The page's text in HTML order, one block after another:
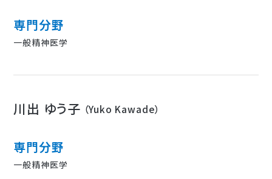
専門分野
一般精神医学
川出 ゆう子 （Yuko Kawade）
専門分野
一般精神医学